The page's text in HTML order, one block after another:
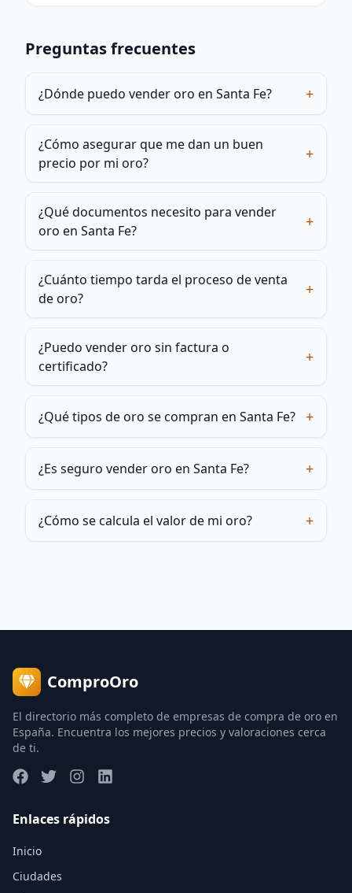
Preguntas frecuentes
¿Dónde puedo vender oro en Santa Fe? +
¿Cómo asegurar que me dan un buen
precio por mi oro?
+
¿Qué documentos necesito para vender
oro en Santa Fe?
+
¿Cuánto tiempo tarda el proceso de venta
de oro?
+
¿Puedo vender oro sin factura o
certificado?
+
¿Qué tipos de oro se compran en Santa Fe? +
¿Es seguro vender oro en Santa Fe? +
¿Cómo se calcula el valor de mi oro? +
ComproOro
El directorio más completo de empresas de compra de oro en
España. Encuentra los mejores precios y valoraciones cerca
de ti.
Enlaces rápidos
Inicio
Ciudades